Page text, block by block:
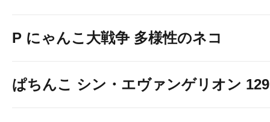
P にゃんこ大戦争 多様性のネコ
ぱちんこ シン・エヴァンゲリオン